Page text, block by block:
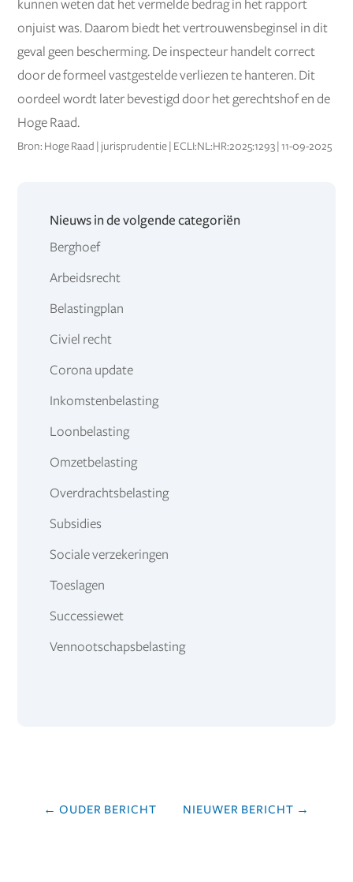
kunnen weten dat het vermelde bedrag in het rapport
onjuist was. Daarom biedt het vertrouwensbeginsel in dit
geval geen bescherming. De inspecteur handelt correct
door de formeel vastgestelde verliezen te hanteren. Dit
oordeel wordt later bevestigd door het gerechtshof en de
Hoge Raad.
Bron: Hoge Raad | jurisprudentie | ECLI:NL:HR:2025:1293 | 11-09-2025
Nieuws in de volgende categoriën
Berghoef
Arbeidsrecht
Belastingplan
Civiel recht
Corona update
Inkomstenbelasting
Loonbelasting
Omzetbelasting
Overdrachtsbelasting
Subsidies
Sociale verzekeringen
Toeslagen
Successiewet
Vennootschapsbelasting
← OUDER BERICHT NIEUWER BERICHT →